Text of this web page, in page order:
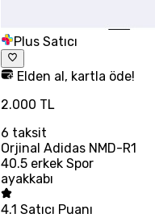
Plus Satıcı
Elden al, kartla öde!
2.000 TL
6 taksit
Orjinal Adidas NMD-R1
40.5 erkek Spor
ayakkabı
4.1 Satıcı Puanı